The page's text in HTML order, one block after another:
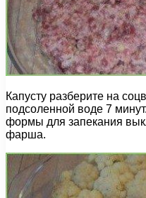
Капусту разберите на
подсоленной воде 7
формы для запекания
фарша.